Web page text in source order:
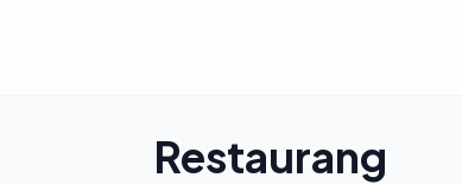
Restaurang